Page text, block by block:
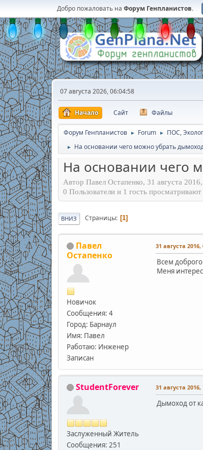
Добро пожаловать на Форум Генпланистов.
07 августа 2026, 06:04:58
Начало Сайт Файлы
Форум Генпланистов ► Forum ► ПОС,
► На основании чего можно убрать
На основании чего
Автор Павел Остапенко, 31 августа
0 Пользователи и 1 гость просматривают
ВНИЗ Страницы 1
Павел
Остапенко
Новичок
Сообщения: 4
Город: Барнаул
Имя: Павел
Работаю: Инженер
Записан
31 августа 2016,
Всем
Меня
StudentForever
Заслуженный Житель
Сообщения: 251
31 августа 2016,
Дымоход от